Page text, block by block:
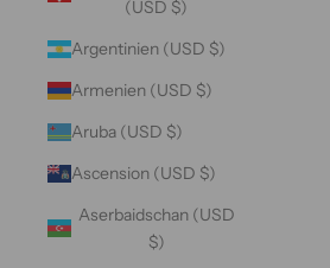
(USD $)
Argentinien (USD $)
Armenien (USD $)
Aruba (USD $)
Ascension (USD $)
Aserbaidschan (USD
$)